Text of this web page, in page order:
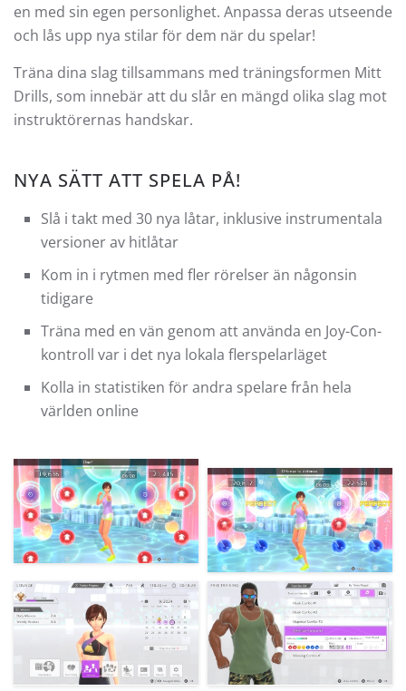
en med sin egen personlighet. Anpassa deras utseende
och lås upp nya stilar för dem när du spelar!
Träna dina slag tillsammans med träningsformen Mitt
Drills, som innebär att du slår en mängd olika slag mot
instruktörernas handskar.
NYA SÄTT ATT SPELA PÅ!
Slå i takt med 30 nya låtar, inklusive instrumentala
versioner av hitlåtar
Kom in i rytmen med fler rörelser än någonsin
tidigare
Träna med en vän genom att använda en Joy-Con-
kontroll var i det nya lokala flerspelarläget
Kolla in statistiken för andra spelare från hela
världen online